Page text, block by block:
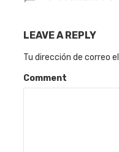
LEAVE A REPLY
Tu dirección de correo
Comment